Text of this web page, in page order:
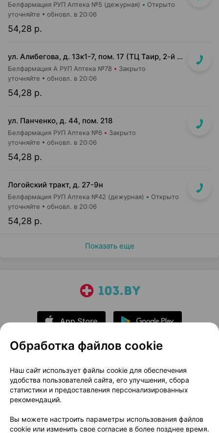
Белфармация РУП Аптека №5 (дежурная) Открыто
54,28 р.
уточняйте обновл. в 20:06
ул. Алибегова, д. 13к1-7, пом. 17 (ТЦ Таир, 2-й этаж)
Белфармация А РУП Аптека №78 Закрыто
54,28 р.
уточняйте обновл. в 20:06
ул. Панченко, д. 44, пом. 218
Белфармация РУП Аптека №6 Закрыто
54,28 р.
уточняйте обновл. в 20:06
Логойский тракт, д. 27-9н
Белфармация РУП Аптека №42 (дежурная) Открыто
54,28 р.
уточняйте обновл. в 20:06
Показать еще
О проекте
Новости проекта
Размещение рекламы
Медицинский маркетинг
Публичный договор
Доставка
Способы оплаты
Вакансии Партнеры
Обработка файлов cookie
Наш сайт использует файлы cookie для обеспечения
удобства пользователей сайта, его улучшения, сбора
статистики и предоставления персонализированных
рекомендаций.
Вы можете настроить параметры использования файлов
cookie или изменить свое согласие в более позднее время.